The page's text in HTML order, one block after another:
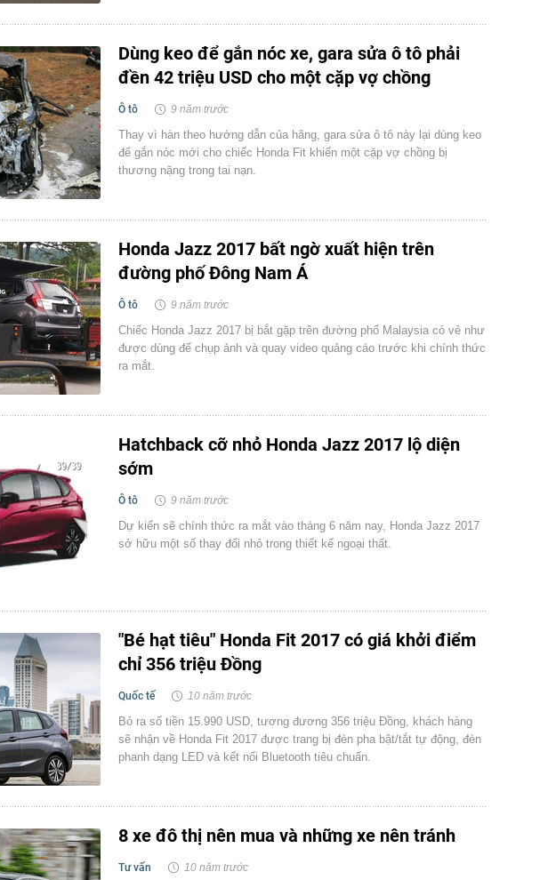
Dùng keo để gắn nóc xe, gara sửa ô tô phải
đền 42 triệu USD cho một cặp vợ chồng
Ô tô 9 năm trước
Thay vì hàn theo hướng dẫn của hãng, gara sửa ô tô này lại dùng keo
để gắn nóc mới cho chiếc Honda Fit khiến một cặp vợ chồng bị
thương nặng trong tai nạn.
Honda Jazz 2017 bất ngờ xuất hiện trên
đường phố Đông Nam Á
Ô tô 9 năm trước
Chiếc Honda Jazz 2017 bị bắt gặp trên đường phố Malaysia có vẻ như
được dùng để chụp ảnh và quay video quảng cáo trước khi chính thức
ra mắt.
Hatchback cỡ nhỏ Honda Jazz 2017 lộ diện
sớm
Ô tô 9 năm trước
Dự kiến sẽ chính thức ra mắt vào tháng 6 năm nay, Honda Jazz 2017
sở hữu một số thay đổi nhỏ trong thiết kế ngoại thất.
"Bé hạt tiêu" Honda Fit 2017 có giá khởi điểm
chỉ 356 triệu Đồng
Quốc tế 10 năm trước
Bỏ ra số tiền 15.990 USD, tương đương 356 triệu Đồng, khách hàng
sẽ nhận về Honda Fit 2017 được trang bị đèn pha bật/tắt tự động, đèn
phanh dạng LED và kết nối Bluetooth tiêu chuẩn.
8 xe đô thị nên mua và những xe nên tránh
Tư vấn 10 năm trước